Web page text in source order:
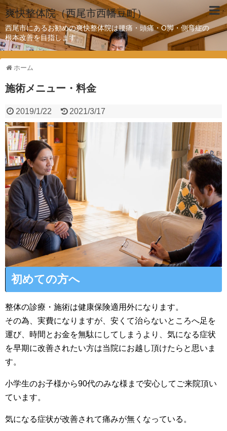
爽快整体院（西尾市西幡豆町）
西尾市にあるお勧めの爽快整体院は腰痛・頭痛・O脚・側弯症の
根本改善を目指します。
ホーム
施術メニュー・料金
2019/1/22 2021/3/17
初めての方へ
整体の診療・施術は健康保険適用外になります。
その為、実費になりますが、安くて治らないところへ足を
運び、時間とお金を無駄にしてしまうより、気になる症状
を早期に改善されたい方は当院にお越し頂けたらと思いま
す。
小学生のお子様から90代のみな様まで安心してご来院頂い
ています。
気になる症状が改善されて痛みが無くなっている。